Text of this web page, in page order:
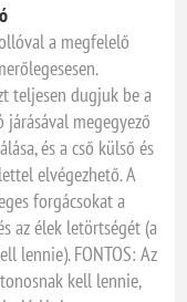
a megfelelő
teljesen dugjuk be a
megegyező
és a cső külső és
elvégezhető. A
forgácsokat a
az élek letörtségét (a
lennie). FONTOS: Az
kell lennie,